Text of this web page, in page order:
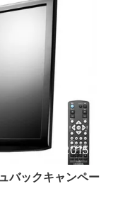
2015/1/18
バックキャンペー